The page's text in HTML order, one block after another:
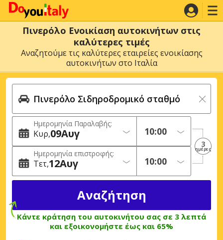
Πινερόλο Ενοικίαση αυτοκινήτων στις
καλύτερες τιμές
Αναζητούμε τις καλύτερες εταιρείες ενοικίασης
αυτοκινήτων στο Ιταλία
Ημερομηνία Παραλαβής:
Κυρ 09Αυγ
Ημερομηνία επιστροφής:
Τετ 12Αυγ
3
ημέρες
Κάντε κράτηση του αυτοκινήτου σας σε 3 λεπτά
και εξοικονομήστε έως και 65%